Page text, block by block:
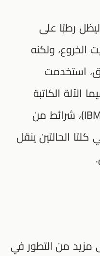
رطبًا على
الخروع، ولكنه
استخدمت
الآلة الكاتبة
(Selectric الخاصة بشركة IBM)، شرائط من
الحالتين ينقل
مزيد من التطور في